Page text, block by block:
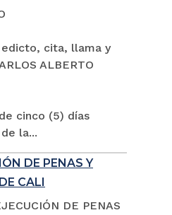
cita, llama y
ALBERTO
cinco (5) días
la...
DE PENAS Y
CALI
DE PENAS